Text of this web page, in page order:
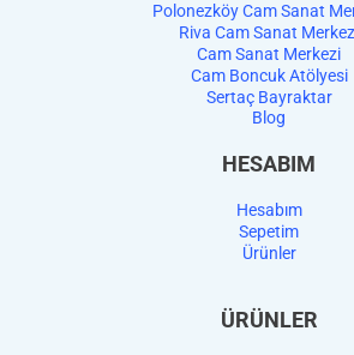
Polonezköy Cam Sanat
Riva Cam Sanat
Cam Sanat Merkezi
Cam Boncuk Atölyesi
Sertaç Bayraktar
Blog
HESABIM
Hesabım
Sepetim
Ürünler
ÜRÜNLER